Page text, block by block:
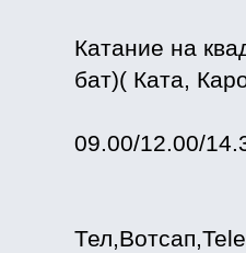
Катание на
бат)( Ката,
09.00/12.00/